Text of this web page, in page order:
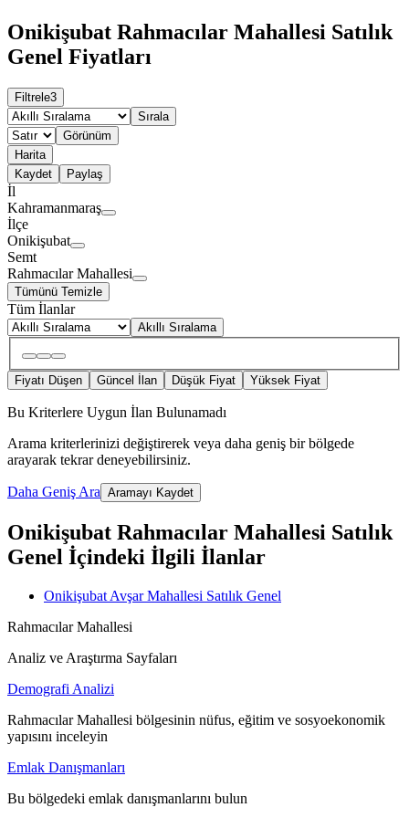
Onikişubat Rahmacılar Mahallesi Satılık
Genel Fiyatları
Filtrele3
Sırala
Görünüm
Harita
Kaydet
Paylaş
İl
Kahramanmaraş
İlçe
Onikişubat
Semt
Rahmacılar Mahallesi
Tümünü Temizle
Tüm İlanlar
Akıllı Sıralama
Fiyatı Düşen Güncel İlan Düşük Fiyat Yüksek Fiyat
Bu Kriterlere Uygun İlan Bulunamadı
Arama kriterlerinizi değiştirerek veya daha geniş bir bölgede
arayarak tekrar deneyebilirsiniz.
Daha Geniş Ara Aramayı Kaydet
Onikişubat Rahmacılar Mahallesi Satılık
Genel İçindeki İlgili İlanlar
Onikişubat Avşar Mahallesi Satılık Genel
Rahmacılar Mahallesi
Analiz ve Araştırma Sayfaları
Demografi Analizi
Rahmacılar Mahallesi bölgesinin nüfus, eğitim ve sosyoekonomik
yapısını inceleyin
Emlak Danışmanları
Bu bölgedeki emlak danışmanlarını bulun